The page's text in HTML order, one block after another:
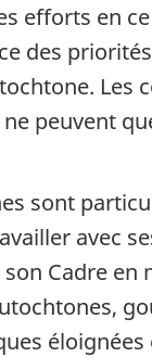
efforts en
des
Les
peuvent
sont
avec
Cadre en
éloignées